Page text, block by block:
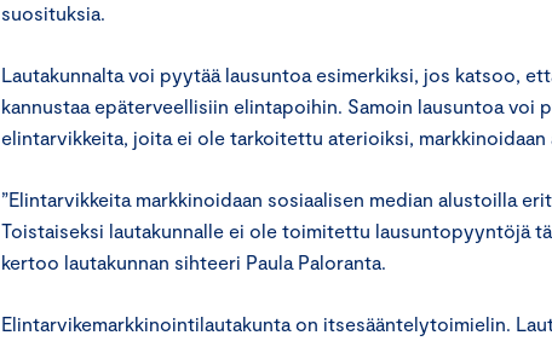
suosituksia.
Lautakunnalta voi pyytää lausuntoa esimerkiksi, jos katsoo,
kannustaa epäterveellisiin elintapoihin. Samoin lausuntoa voi
elintarvikkeita, joita ei ole tarkoitettu aterioiksi, markkinoidaan
”Elintarvikkeita markkinoidaan sosiaalisen median alustoilla
Toistaiseksi lautakunnalle ei ole toimitettu lausuntopyyntöjä
kertoo lautakunnan sihteeri Paula Paloranta.
Elintarvikemarkkinointilautakunta on itsesääntelytoimielin.